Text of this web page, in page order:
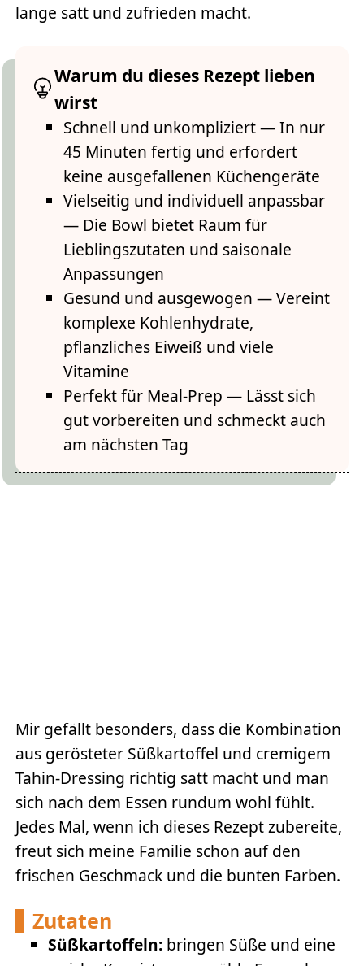
lange satt und zufrieden macht.
Warum du dieses Rezept lieben
wirst
Schnell und unkompliziert — In nur
45 Minuten fertig und erfordert
keine ausgefallenen Küchengeräte
Vielseitig und individuell anpassbar
— Die Bowl bietet Raum für
Lieblingszutaten und saisonale
Anpassungen
Gesund und ausgewogen — Vereint
komplexe Kohlenhydrate,
pflanzliches Eiweiß und viele
Vitamine
Perfekt für Meal-Prep — Lässt sich
gut vorbereiten und schmeckt auch
am nächsten Tag
Mir gefällt besonders, dass die Kombination
aus gerösteter Süßkartoffel und cremigem
Tahin-Dressing richtig satt macht und man
sich nach dem Essen rundum wohl fühlt.
Jedes Mal, wenn ich dieses Rezept zubereite,
freut sich meine Familie schon auf den
frischen Geschmack und die bunten Farben.
Zutaten
Süßkartoffeln: bringen Süße und eine